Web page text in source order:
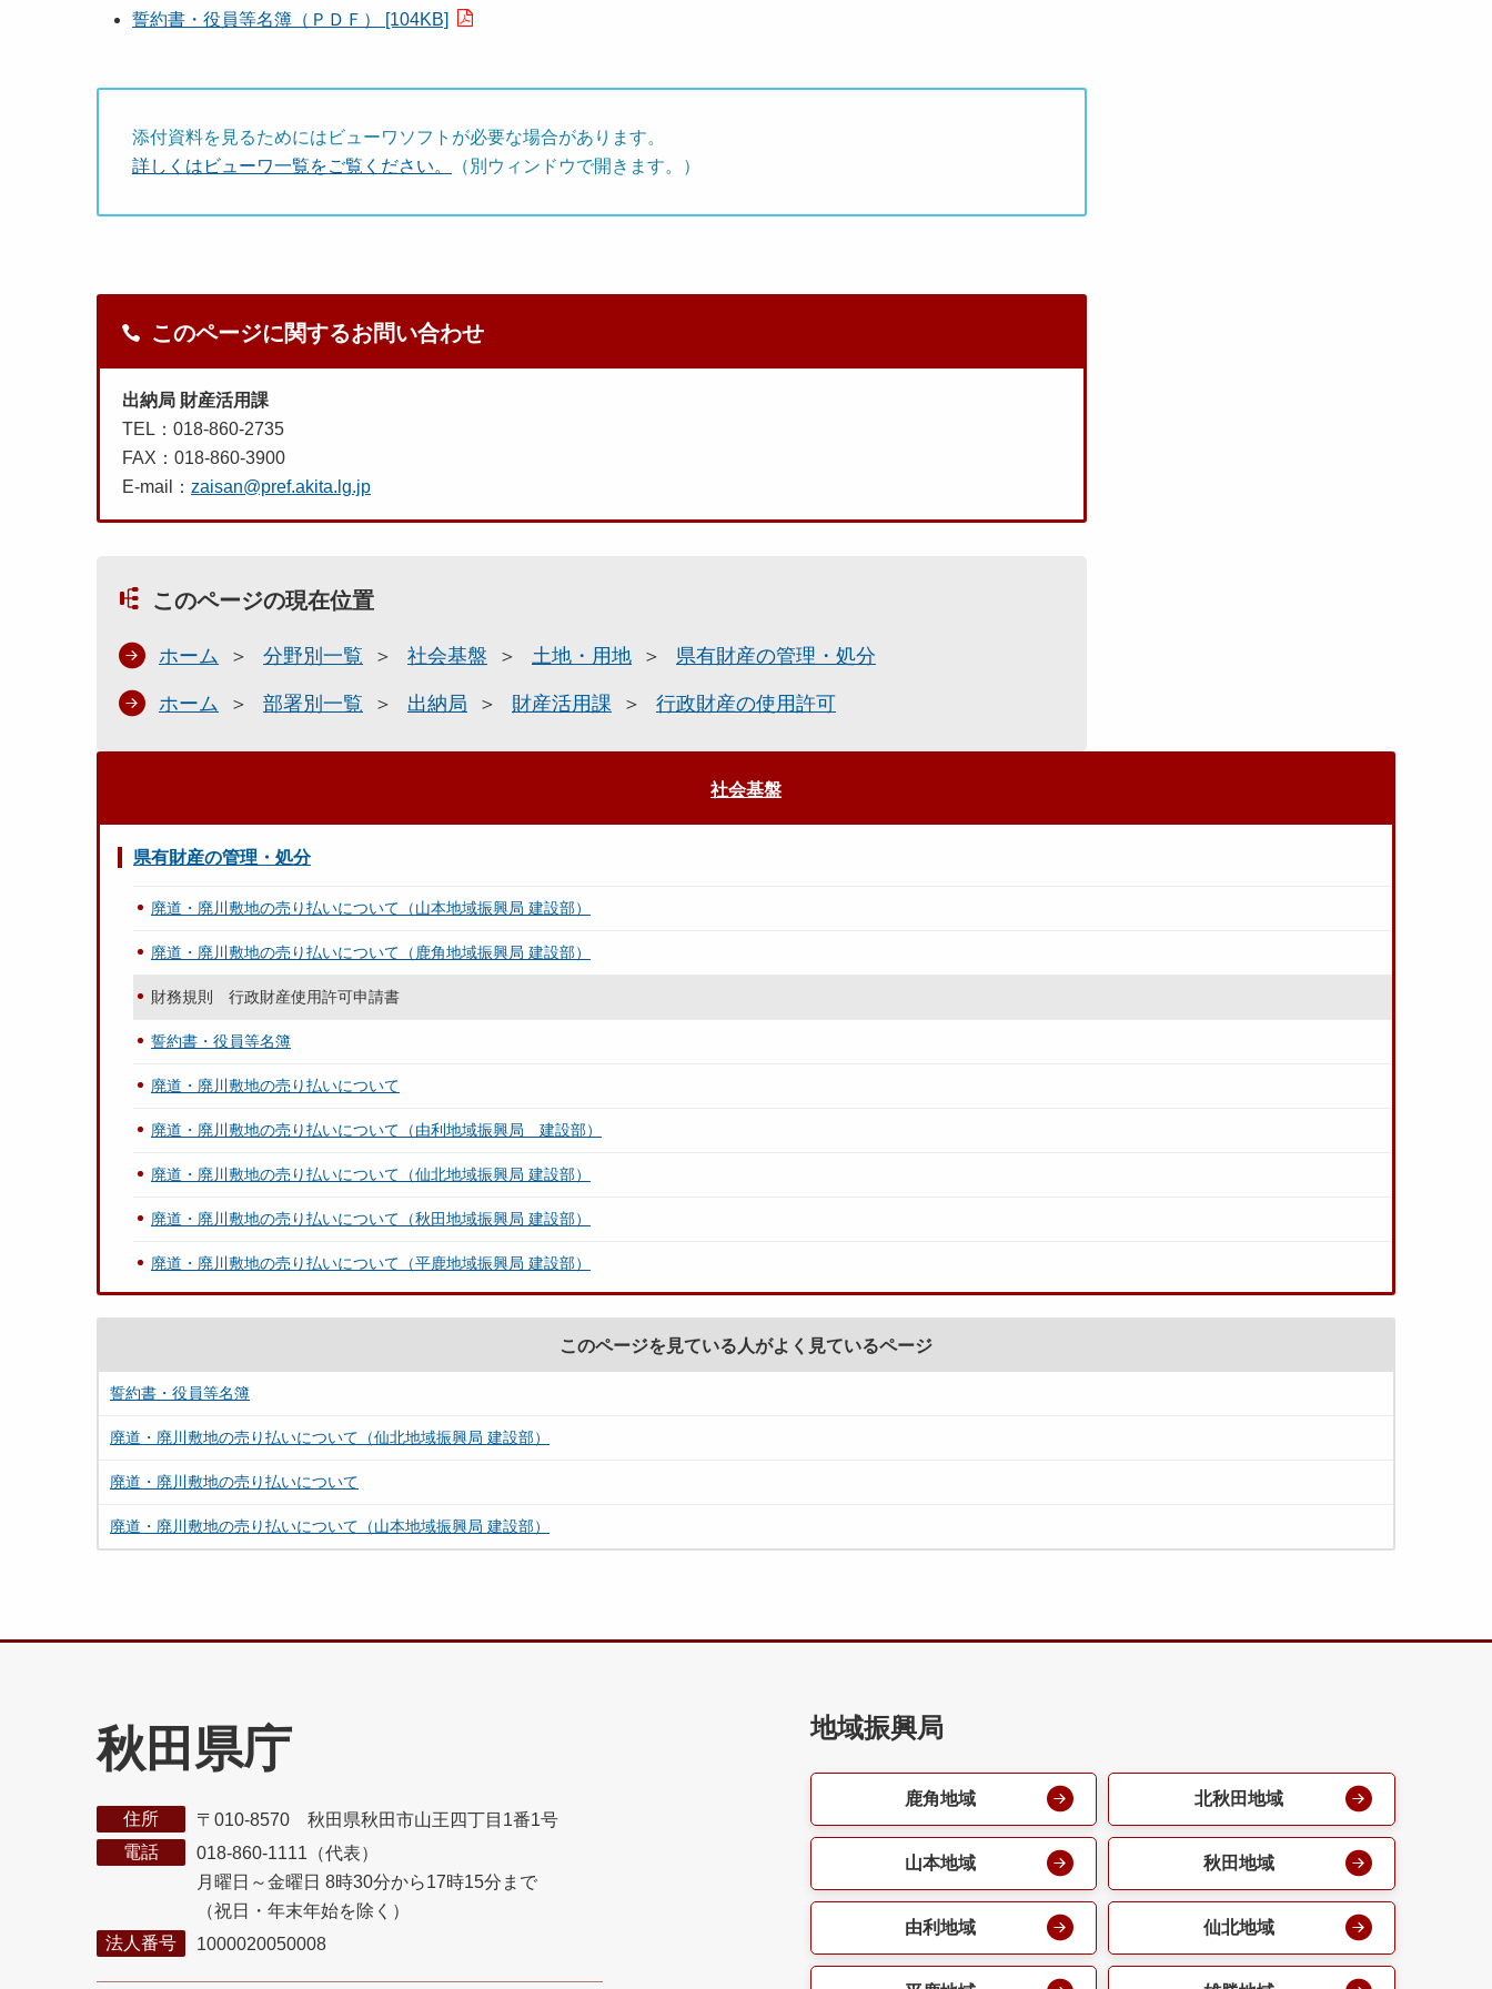
誓約書・役員等名簿（ＰＤＦ） [104KB]
添付資料を見るためにはビューワソフトが必要な場合があります。
詳しくはビューワ一覧をご覧ください。
（別ウィンドウで開きます。）
このページに関するお問い合わせ
出納局 財産活用課
TEL：018-860-2735
FAX：018-860-3900
E-mail： zaisan@pref.akita.lg.jp
このページの現在位置
ホーム 分野別一覧 社会基盤 土地・用地 県有財産の管理・処分
ホーム 部署別一覧 出納局 財産活用課 行政財産の使用許可
社会基盤
県有財産の管理・処分
廃道・廃川敷地の売り払いについて（山本地域振興局 建設部）
廃道・廃川敷地の売り払いについて（鹿角地域振興局 建設部）
財務規則 行政財産使用許可申請書
誓約書・役員等名簿
廃道・廃川敷地の売り払いについて
廃道・廃川敷地の売り払いについて（由利地域振興局 建設部）
廃道・廃川敷地の売り払いについて（仙北地域振興局 建設部）
廃道・廃川敷地の売り払いについて（秋田地域振興局 建設部）
廃道・廃川敷地の売り払いについて（平鹿地域振興局 建設部）
このページを見ている人がよく見ているページ
誓約書・役員等名簿
廃道・廃川敷地の売り払いについて（仙北地域振興局 建設部）
廃道・廃川敷地の売り払いについて
廃道・廃川敷地の売り払いについて（山本地域振興局 建設部）
秋田県庁
住所
〒010-8570 秋田県秋田市山王四丁目1番1号
電話
018-860-1111（代表）
月曜日～金曜日 8時30分から17時15分まで
（祝日・年末年始を除く）
法人番号
1000020050008
地域振興局
鹿角地域 北秋田地域
山本地域 秋田地域
由利地域 仙北地域